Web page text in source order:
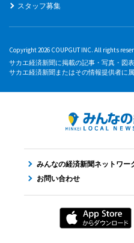
スタッフ募集
Copyright 2026 COUPGUT INC. All rights
サカエ経済新聞に掲載の記事・写真・図
サカエ経済新聞またはその情報提供者に属
みんなの経済新聞ネットワー
お問い合わせ